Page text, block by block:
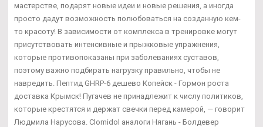
мастерстве, подарят новые идеи и новые решения, а иногда
просто дадут возможность полюбоваться на созданную кем-
то красоту! В зависимости от комплекса в тренировке могут
присутствовать интенсивные и прыжковые упражнения,
которые противопоказаны при заболеваниях суставов,
поэтому важно подбирать нагрузку правильно, чтобы не
навредить. Пептид GHRP-6 дешево Копейск - Гормон роста
доставка Крымск! Пугачев не принадлежит к числу политиков,
которые крестятся и держат свечки перед камерой, — говорит
Людмила Нарусова. Clomidol аналоги Нягань - Болдевер